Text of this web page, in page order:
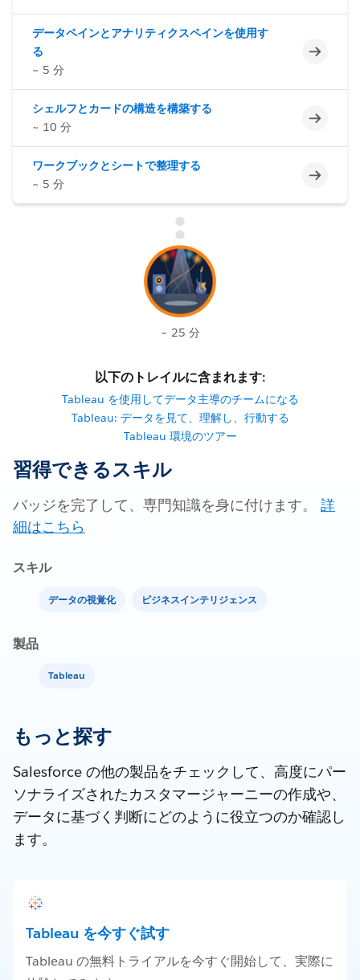
データペインとアナリティクスペインを使用す
る
~ 5 分
未完了
シェルフとカードの構造を構築する
~ 10 分
未完了
ワークブックとシートで整理する
~ 5 分
未完了
~ 25 分
以下のトレイルに含まれます:
Tableau を使用してデータ主導のチームになる
Tableau: データを見て、理解し、行動する
Tableau 環境のツアー
習得できるスキル
バッジを完了して、専門知識を身に付けます。 詳
細はこちら
スキル
データの視覚化 ビジネスインテリジェンス
製品
Tableau
もっと探す
Salesforce の他の製品をチェックして、高度にパー
ソナライズされたカスタマージャーニーの作成や、
データに基づく判断にどのように役立つのか確認し
ます。
Tableau を今すぐ試す
Tableau の無料トライアルを今すぐ開始して、実際に